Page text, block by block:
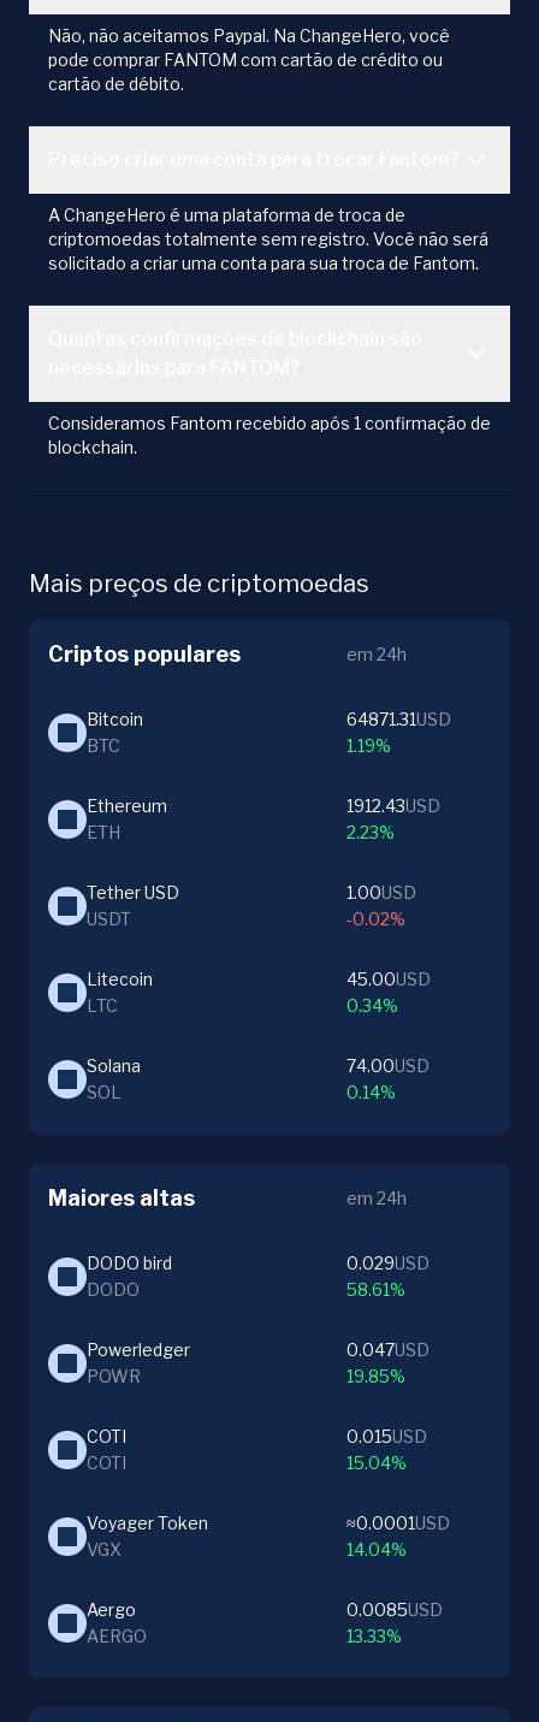
Não, não aceitamos Paypal. Na ChangeHero, você
pode comprar FANTOM com cartão de crédito ou
cartão de débito.
A ChangeHero é uma plataforma de troca de
criptomoedas totalmente sem registro. Você não será
solicitado a criar uma conta para sua troca de Fantom.
Consideramos Fantom recebido após 1 confirmação de
blockchain.
Mais preços de criptomoedas
Criptos populares em 24h
Bitcoin
BTC
64871.31USD
1.19%
Ethereum
ETH
1912.43USD
2.23%
Tether USD
USDT
1.00USD
-0.02%
Litecoin
LTC
45.00USD
0.34%
Solana
SOL
74.00USD
0.14%
Maiores altas em 24h
DODO bird
DODO
0.029USD
58.61%
Powerledger
POWR
0.047USD
19.85%
COTI
COTI
0.015USD
15.04%
Voyager Token
VGX
≈0.0001USD
14.04%
Aergo
AERGO
0.0085USD
13.33%